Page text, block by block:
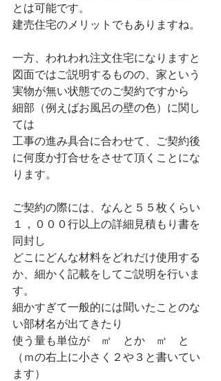
とは可能です。
建売住宅のメリットでもありますね。
一方、われわれ注文住宅になりますと
図面ではご説明するものの、家という
実物が無い状態でのご契約ですから
細部（例えばお風呂の壁の色）に関し
ては
工事の進み具合に合わせて、ご契約後
に何度か打合せをさせて頂くことにな
ります。
ご契約の際には、なんと５５枚くらい
１，０００行以上の詳細見積もり書を
同封し
どこにどんな材料をどれだけ使用する
か、細かく記載をしてご説明を行いま
す。
細かすぎて一般的には聞いたことのな
い部材名が出てきたり
使う量も単位が　㎡　とか　㎥　と
（ｍの右上に小さく２や３と書いてい
ます）